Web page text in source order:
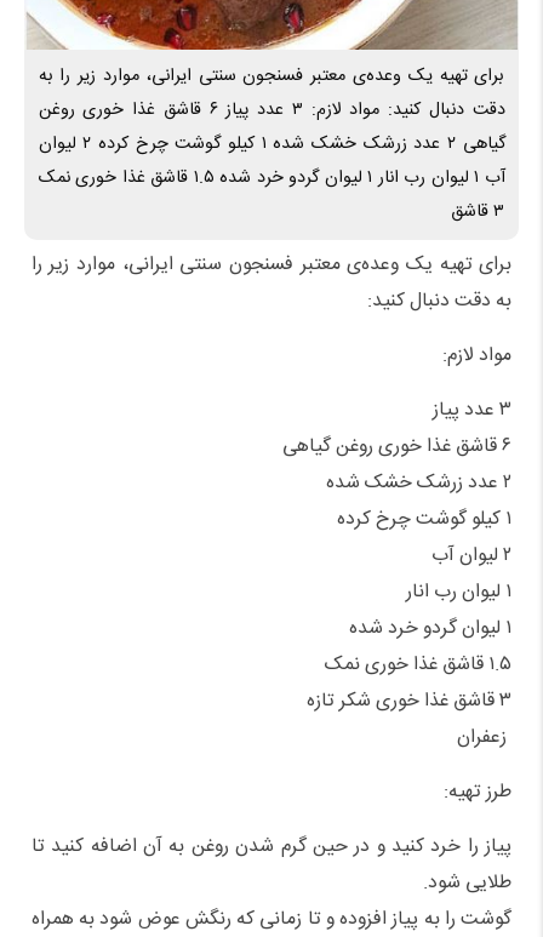
برای تهیه یک وعده‌ی معتبر فسنجون سنتی ایرانی، موارد زیر را به
دقت دنبال کنید: مواد لازم: ۳ عدد پیاز ۶ قاشق غذا خوری روغن
گیاهی ۲ عدد زرشک خشک شده ۱ کیلو گوشت چرخ کرده ۲ لیوان
آب ۱ لیوان رب انار ۱ لیوان گردو خرد شده ۱.۵ قاشق غذا خوری نمک
۳ قاشق
برای تهیه یک وعده‌ی معتبر فسنجون سنتی ایرانی، موارد زیر را
به دقت دنبال کنید:
مواد لازم:
۳ عدد پیاز
۶ قاشق غذا خوری روغن گیاهی
۲ عدد زرشک خشک شده
۱ کیلو گوشت چرخ کرده
۲ لیوان آب
۱ لیوان رب انار
۱ لیوان گردو خرد شده
۱.۵ قاشق غذا خوری نمک
۳ قاشق غذا خوری شکر تازه
زعفران
طرز تهیه:
پیاز را خرد کنید و در حین گرم شدن روغن به آن اضافه کنید تا
طلایی شود.
گوشت را به پیاز افزوده و تا زمانی که رنگش عوض شود به همراه